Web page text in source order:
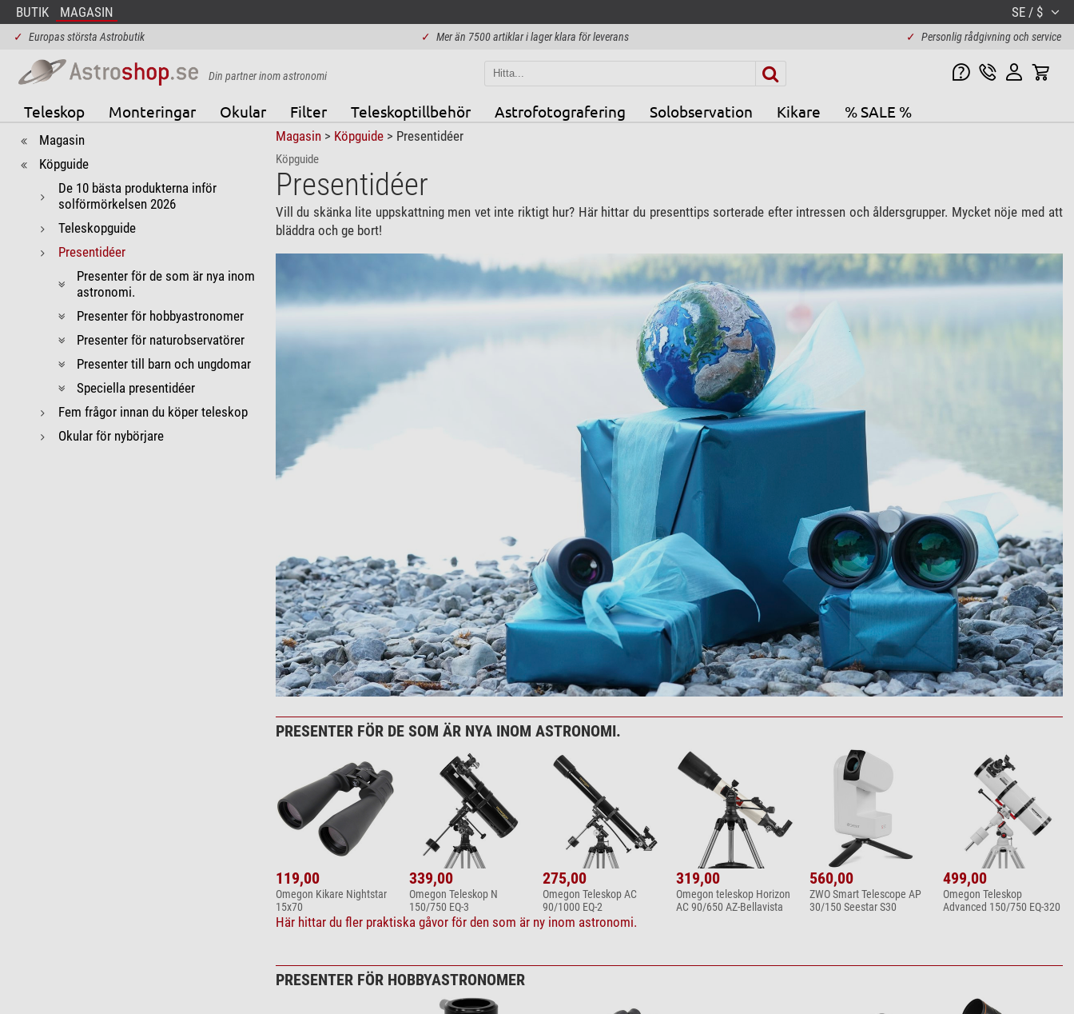
BUTIK MAGASIN SE / $
✓ Europas största Astrobutik ✓ Mer än 7500 artiklar i lager klara för leverans ✓ Personlig rådgivning och service
Din partner inom astronomi
Teleskop Monteringar Okular Filter Teleskoptillbehör Astrofotografering Solobservation Kikare % SALE %
Magasin
Köpguide
De 10 bästa produkterna inför
solförmörkelsen 2026
Teleskopguide
Presentidéer
Presenter för de som är nya inom
astronomi.
Presenter för hobbyastronomer
Presenter för naturobservatörer
Presenter till barn och ungdomar
Speciella presentidéer
Fem frågor innan du köper teleskop
Okular för nybörjare
Magasin> Köpguide > Presentidéer
Köpguide
Presentidéer
Vill du skänka lite uppskattning men vet inte riktigt hur? Här hittar du presenttips sorterade efter intressen och åldersgrupper. Mycket nöje med att
bläddra och ge bort!
PRESENTER FÖR DE SOM ÄR NYA INOM ASTRONOMI.
119,00
Omegon Kikare Nightstar
15x70
339,00
Omegon Teleskop N
150/750 EQ-3
275,00
Omegon Teleskop AC
90/1000 EQ-2
319,00
Omegon teleskop Horizon
AC 90/650 AZ-Bellavista
560,00
ZWO Smart Telescope AP
30/150 Seestar S30
499,00
Omegon Teleskop
Advanced 150/750 EQ-320
Här hittar du fler praktiska gåvor för den som är ny inom astronomi.
PRESENTER FÖR HOBBYASTRONOMER